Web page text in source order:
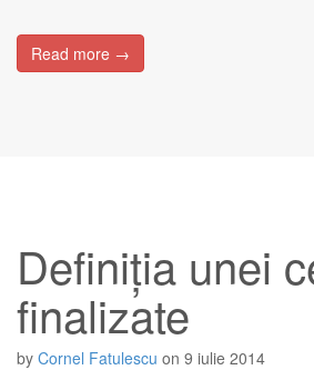
Read more →
Definiția unei
finalizate
by Cornel Fatulescu on 9 iulie 2014